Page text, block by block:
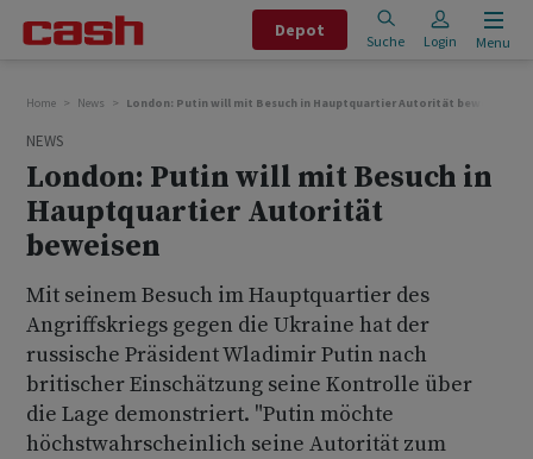
Depot
Suche Login Menu
Home News London: Putin will mit Besuch in Hauptquartier Autorität beweisen
NEWS
London: Putin will mit Besuch in
Hauptquartier Autorität
beweisen
Mit seinem Besuch im Hauptquartier des
Angriffskriegs gegen die Ukraine hat der
russische Präsident Wladimir Putin nach
britischer Einschätzung seine Kontrolle über
die Lage demonstriert. "Putin möchte
höchstwahrscheinlich seine Autorität zum